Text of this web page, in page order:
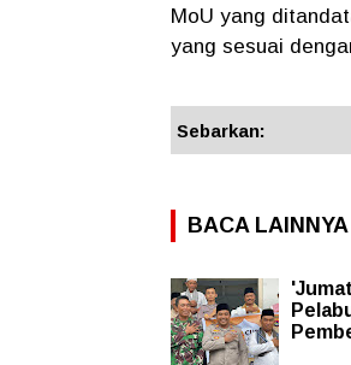
MoU yang
yang sesuai
Sebarkan:
BACA LAINNYA